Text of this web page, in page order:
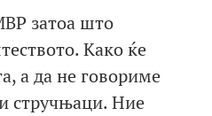
затоа што
Како ќе
а да не говориме
стручњаци. Ние